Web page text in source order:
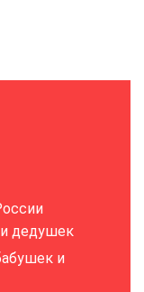
дедушек
и